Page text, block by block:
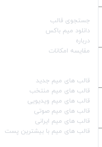
جستجوی قالب
دانلود میم باکس
درباره
مقایسه امکانات
قالب‌ های میم جدید
قالب‌ های میم منتخب
قالب‌ های میم ویدیویی
قالب‌ های میم صوتی
قالب‌ های میم ایرانی
قالب‌ های میم با بیشترین پست